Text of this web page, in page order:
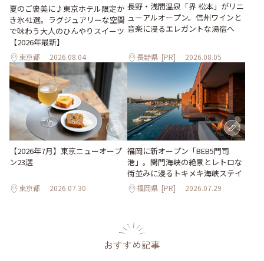
夏のご褒美に♪東京ホテル限定か
き氷41選。ラグジュアリーな空間
で味わう大人のひんやりスイーツ
【2026年最新】
東京都 2026.08.04
長野・浅間温泉「界 松本」がリニ
ューアルオープン。信州ワインと
音楽に浸るエレガントな湯宿へ
長野県 [PR] 2026.08.05
【2026年7月】東京ニューオープ
ン23選
東京都 2026.07.30
福岡に新オープン「BEB5門司
港」。関門海峡の絶景とレトロな
街並みに浸るトキメキ海峡ステイ
福岡県 [PR] 2026.07.29
おすすめ記事